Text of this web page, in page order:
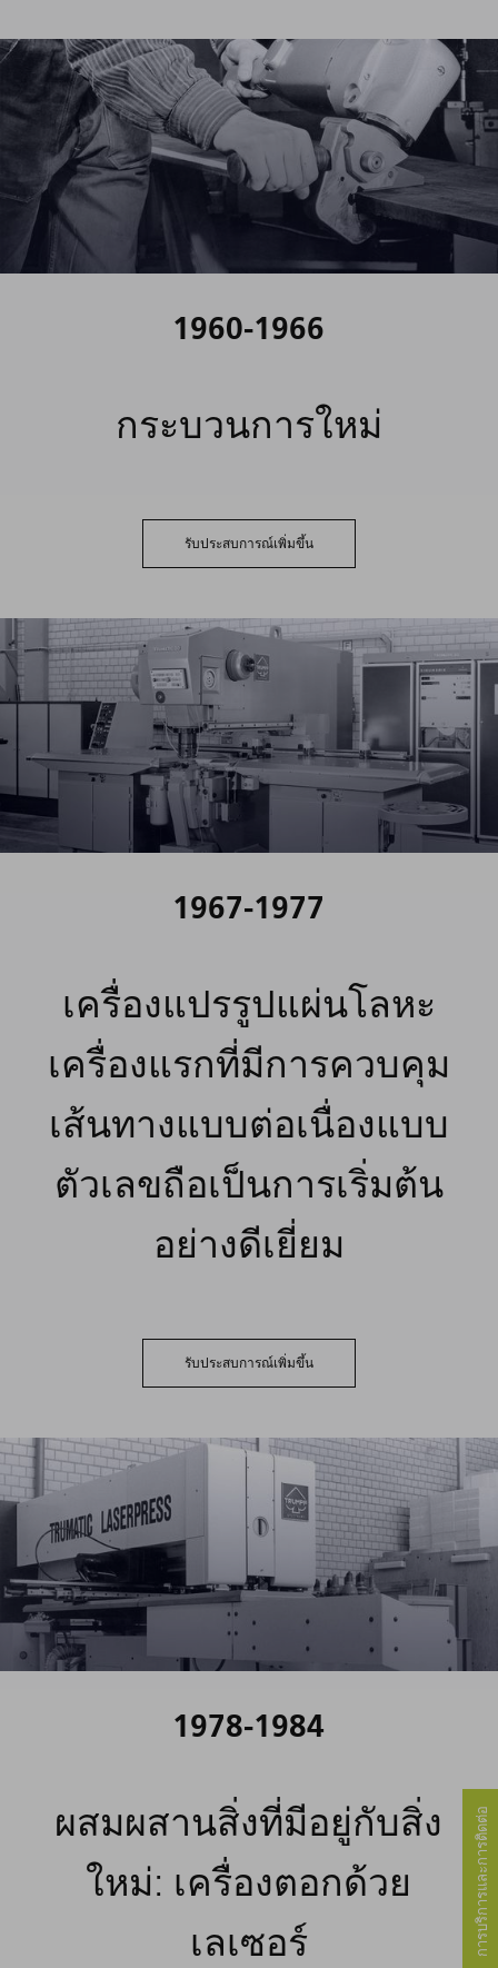
1960-1966
กระบวนการใหม่
รับประสบการณ์เพิ่มขึ้น
1967-1977
เครื่องแปรรูปแผ่นโลหะ
เครื่องแรกที่มีการควบคุม
เส้นทางแบบต่อเนื่องแบบ
ตัวเลขถือเป็นการเริ่มต้น
อย่างดีเยี่ยม
รับประสบการณ์เพิ่มขึ้น
1978-1984
ผสมผสานสิ่งที่มีอยู่กับสิ่ง
ใหม่: เครื่องตอกด้วย
เลเซอร์
การบริการและการติดต่อ